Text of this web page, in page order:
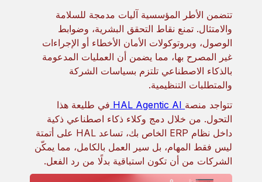
تتضمن الأطر المؤسسية آليات مدمجة للسلامة
والامتثال. تمنع نقاط التحقق البشرية، وضوابط
الوصول، وبروتوكولات الأمان الأخطاء أو الإجراءات
غير المصرح بها، مما يضمن أن العمليات المدعومة
بالذكاء الاصطناعي تلتزم بسياسات الشركة
والمتطلبات التنظيمية.
تتواجد منصة
في طليعة هذا
التحول. من خلال دمج وكلاء ذكاء اصطناعي ذكية
داخل نظام ERP الخاص بك، تساعد HAL على أتمتة
ليس فقط المهام، بل سير العمل بالكامل، مما يمكّن
الشركات من أن تكون استباقية بدلًا من رد الفعل.